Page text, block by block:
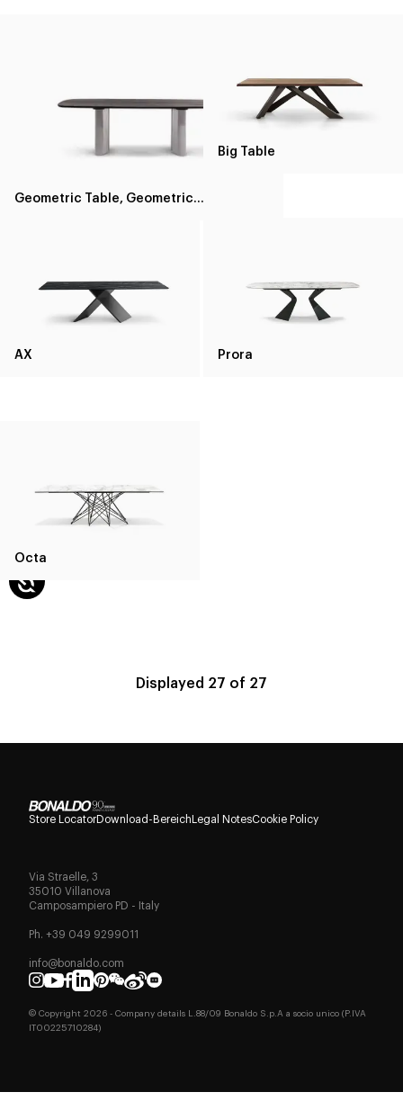
Geometric Table, Geometric Table Wood
Big Table
AX Prora
Octa
Displayed 27 of 27
Store LocatorDownload-BereichLegal NotesCookie Policy
Via Straelle, 3
35010 Villanova
Camposampiero PD - Italy
Ph. +39 049 9299011
info@bonaldo.com
© Copyright 2026 - Company details L.88/09 Bonaldo S.p.A a socio unico (P.IVA
IT00225710284)